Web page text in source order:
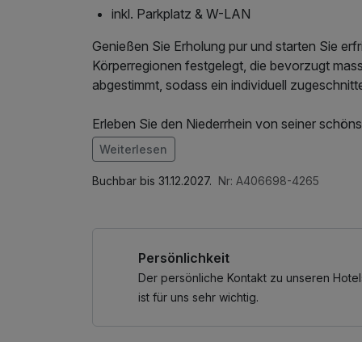
inkl. Parkplatz & W-LAN
Genießen Sie Erholung pur und starten Sie
Körperregionen festgelegt, die bevorzugt
abgestimmt, sodass ein individuell
Erleben Sie den Niederrhein von seiner
das Tannenhäuschen ein Ort der puren
großen AQUA SILVA Spa haben wir einen
Saunapark mit sieben Saunen, zwei Indoor-
Der AQUA SILVA Spa Bereich steht Ihnen
Spa Bereich darüber hinaus nutzen wollen,
buchen.
Im Angebot enthalten
Saunabenutzung, Saunatuch,
Weiterlesen
Buchbar bis 31.12.2027. Nr: A406698-4265
Persönlichkeit
Der persönliche Kontakt zu unseren
ist für uns sehr wichtig.